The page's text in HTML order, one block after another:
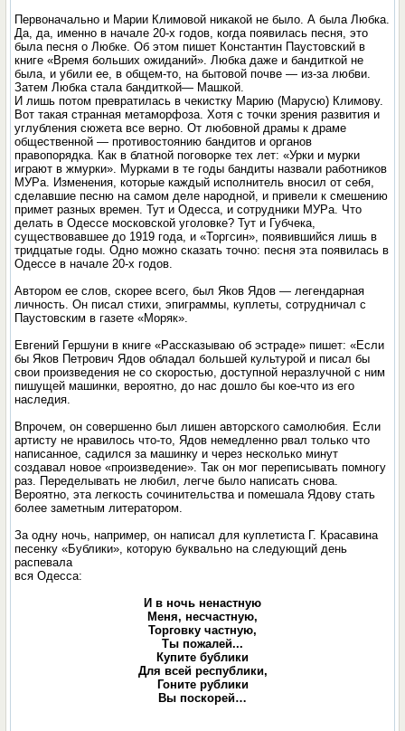
Первоначально и Марии Климовой никакой не было. А была Любка.
Да, да, именно в начале 20-х годов, когда появилась песня, это
была песня о Любке. Об этом пишет Константин Паустовский в
книге «Время больших ожиданий». Любка даже и бандиткой не
была, и убили ее, в общем-то, на бытовой почве — из-за любви.
Затем Любка стала бандиткой— Машкой.
И лишь потом превратилась в чекистку Марию (Марусю) Климову.
Вот такая странная метаморфоза. Хотя с точки зрения развития и
углубления сюжета все верно. От любовной драмы к драме
общественной — противостоянию бандитов и органов
правопорядка. Как в блатной поговорке тех лет: «Урки и мурки
играют в жмурки». Мурками в те годы бандиты назвали работников
МУРа. Изменения, которые каждый исполнитель вносил от себя,
сделавшие песню на самом деле народной, и привели к смешению
примет разных времен. Тут и Одесса, и сотрудники МУРа. Что
делать в Одессе московской уголовке? Тут и Губчека,
существовавшее до 1919 года, и «Торгсин», появившийся лишь в
тридцатые годы. Одно можно сказать точно: песня эта появилась в
Одессе в начале 20-х годов.
Автором ее слов, скорее всего, был Яков Ядов — легендарная
личность. Он писал стихи, эпиграммы, куплеты, сотрудничал с
Паустовским в газете «Моряк».
Евгений Гершуни в книге «Рассказываю об эстраде» пишет: «Если
бы Яков Петрович Ядов обладал большей культурой и писал бы
свои произведения не со скоростью, доступной неразлучной с ним
пишущей машинки, вероятно, до нас дошло бы кое-что из его
наследия.
Впрочем, он совершенно был лишен авторского самолюбия. Если
артисту не нравилось что-то, Ядов немедленно рвал только что
написанное, садился за машинку и через несколько минут
создавал новое «произведение». Так он мог переписывать помногу
раз. Переделывать не любил, легче было написать снова.
Вероятно, эта легкость сочинительства и помешала Ядову стать
более заметным литератором.
За одну ночь, например, он написал для куплетиста Г. Красавина
песенку «Бублики», которую буквально на следующий день
распевала
вся Одесса:
И в ночь ненастную
Меня, несчастную,
Торговку частную,
Ты пожалей...
Купите бублики
Для всей республики,
Гоните рублики
Вы поскорей…